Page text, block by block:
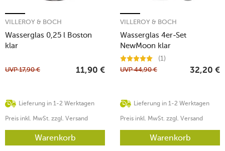
Wasserglas 0,25 l Boston
klar
VILLEROY & BOCH
Lieferung in 1-2 Werktagen
UVP17,90 € 11,90 €
Preis inkl. MwSt. zzgl. Versand
Warenkorb
Wasserglas 4er-Set
NewMoon klar
VILLEROY & BOCH
(1)
Lieferung in 1-2 Werktagen
UVP44,90 € 32,20 €
Preis inkl. MwSt. zzgl. Versand
Warenkorb